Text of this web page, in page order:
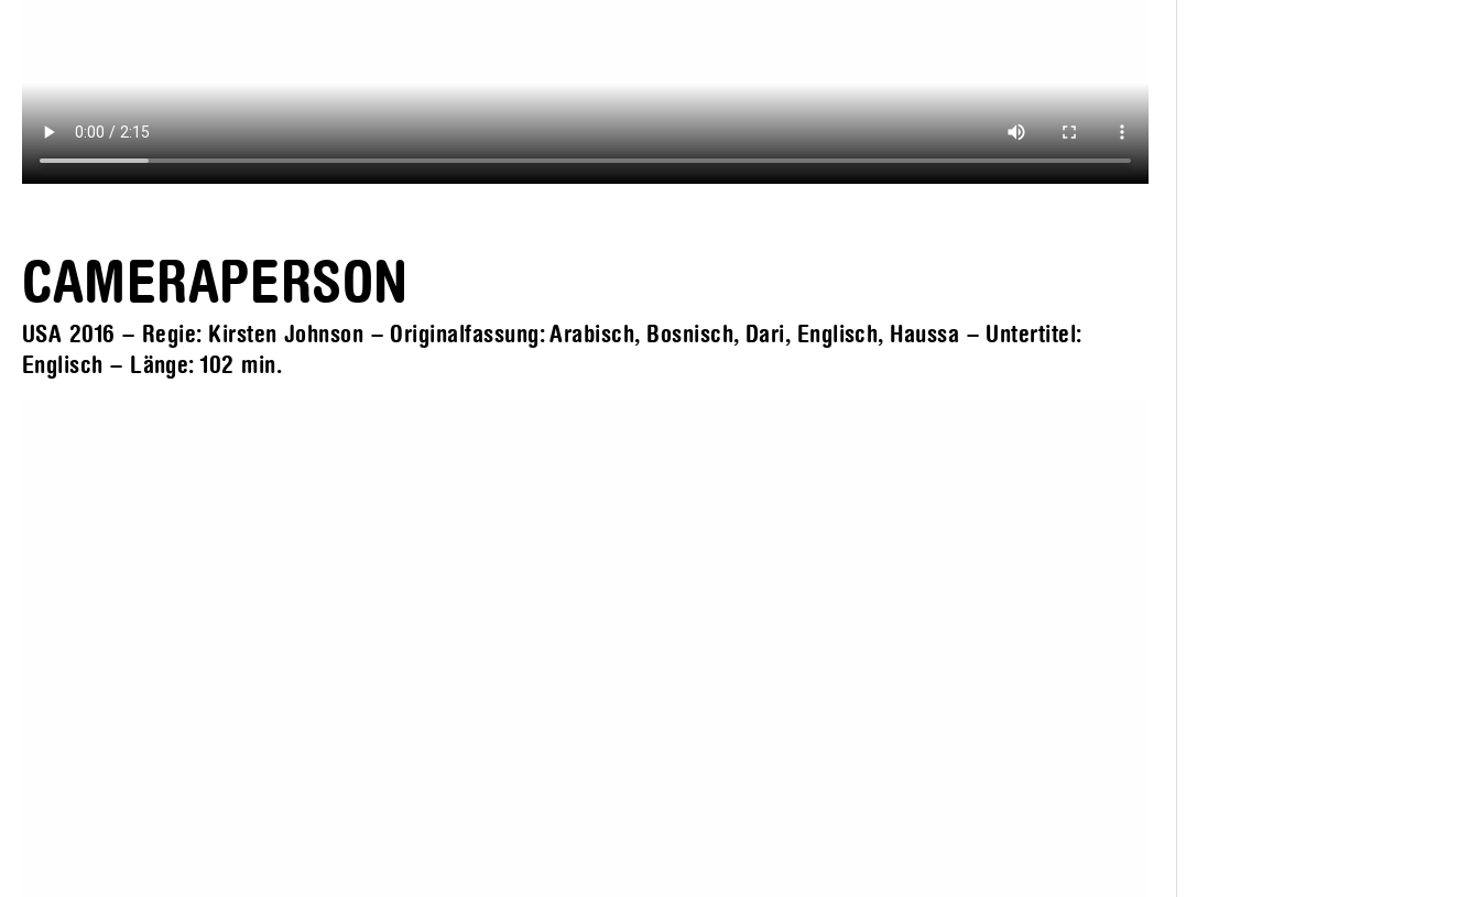
CAMERAPERSON
USA 2016 – Regie: Kirsten Johnson – Originalfassung: Arabisch, Bosnisch, Dari, Englisch, Haussa – Untertitel:
Englisch – Länge:102 min.